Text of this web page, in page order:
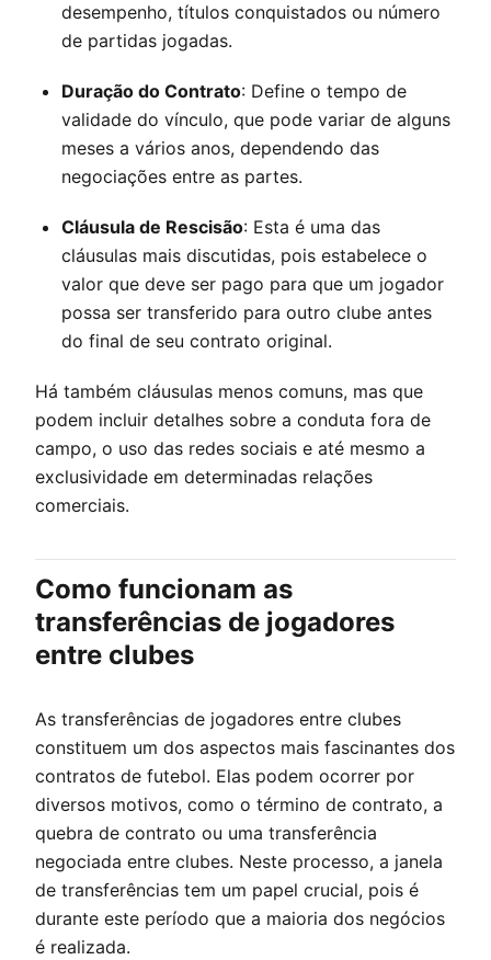
desempenho, títulos conquistados ou número
de partidas jogadas.
Duração do Contrato: Define o tempo de
validade do vínculo, que pode variar de alguns
meses a vários anos, dependendo das
negociações entre as partes.
Cláusula de Rescisão: Esta é uma das
cláusulas mais discutidas, pois estabelece o
valor que deve ser pago para que um jogador
possa ser transferido para outro clube antes
do final de seu contrato original.
Há também cláusulas menos comuns, mas que
podem incluir detalhes sobre a conduta fora de
campo, o uso das redes sociais e até mesmo a
exclusividade em determinadas relações
comerciais.
Como funcionam as
transferências de jogadores
entre clubes
As transferências de jogadores entre clubes
constituem um dos aspectos mais fascinantes dos
contratos de futebol. Elas podem ocorrer por
diversos motivos, como o término de contrato, a
quebra de contrato ou uma transferência
negociada entre clubes. Neste processo, a janela
de transferências tem um papel crucial, pois é
durante este período que a maioria dos negócios
é realizada.